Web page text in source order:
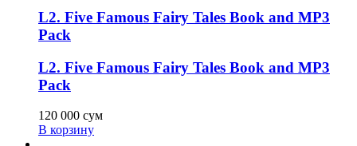
L2. Five Famous Fairy Tales Book and MP3
Pack
L2. Five Famous Fairy Tales Book and MP3
Pack
120 000 сум
В корзину